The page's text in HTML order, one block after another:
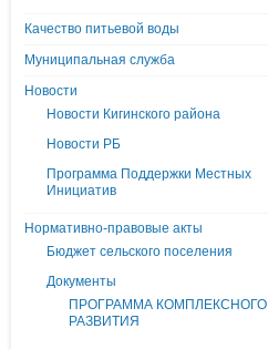
Качество питьевой воды
Муниципальная служба
Новости
Новости Кигинского района
Новости РБ
Программа Поддержки Местных
Инициатив
Нормативно-правовые акты
Бюджет сельского поселения
Документы
ПРОГРАММА КОМПЛЕКСНОГО
РАЗВИТИЯ